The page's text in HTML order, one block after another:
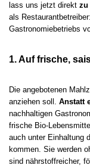
lass uns jetzt direkt zu
als
Gastronomiebetriebs
1. Auf frische,
Die angebotenen
anziehen soll. Anstatt
nachhaltigen
frische Bio-
auch unter Einhaltung
kommen. Sie werden
sind nährstoffreicher,